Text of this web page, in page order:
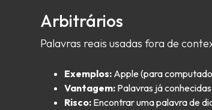
Arbitrários
Palavras reais usadas fora de
Exemplos: Apple (para
Vantagem: Palavras já
Risco: Encontrar uma palavra de